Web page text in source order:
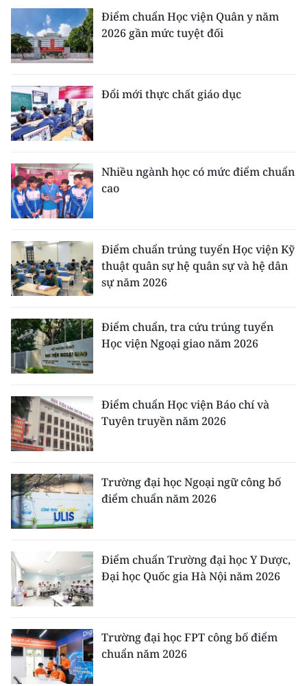
Điểm chuẩn Học viện Quân y năm
2026 gần mức tuyệt đối
Đổi mới thực chất giáo dục
Nhiều ngành học có mức điểm chuẩn
cao
Điểm chuẩn trúng tuyển Học viện Kỹ
thuật quân sự hệ quân sự và hệ dân
sự năm 2026
Điểm chuẩn, tra cứu trúng tuyển
Học viện Ngoại giao năm 2026
Điểm chuẩn Học viện Báo chí và
Tuyên truyền năm 2026
Trường đại học Ngoại ngữ công bố
điểm chuẩn năm 2026
Điểm chuẩn Trường đại học Y Dược,
Đại học Quốc gia Hà Nội năm 2026
Trường đại học FPT công bố điểm
chuẩn năm 2026